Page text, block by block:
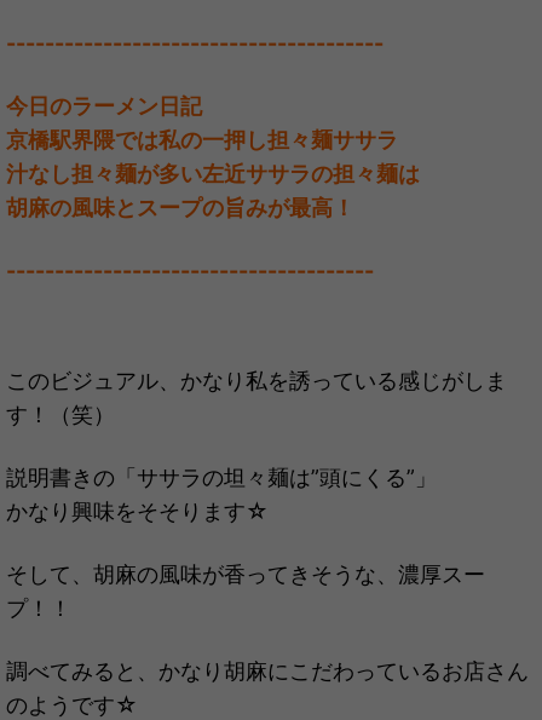
---------------------------------------
今日のラーメン日記
京橋駅界隈では私の一押し担々麺ササラ
汁なし担々麺が多い左近ササラの担々麺は
胡麻の風味とスープの旨みが最高！
--------------------------------------
このビジュアル、かなり私を誘っている感じがしま
す！（笑）
説明書きの「ササラの坦々麺は”頭にくる”」
かなり興味をそそります☆
そして、胡麻の風味が香ってきそうな、濃厚スー
プ！！
調べてみると、かなり胡麻にこだわっているお店さん
のようです☆